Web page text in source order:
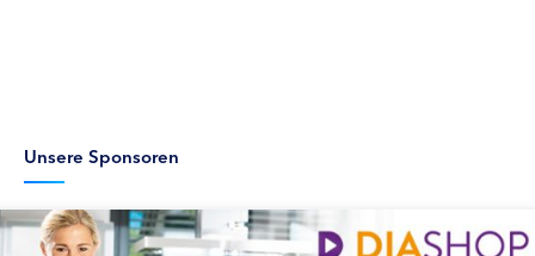
Unsere Sponsoren